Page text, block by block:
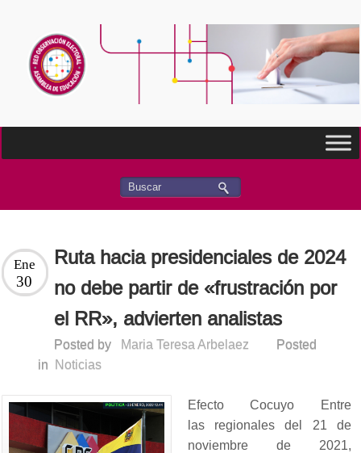
Ruta hacia presidenciales de 2024
no debe partir de «frustración por
el RR», advierten analistas
Ene
30
Posted by Maria Teresa Arbelaez
Posted
in
Noticias
Efecto Cocuyo Entre
las regionales del 21 de
noviembre de 2021,